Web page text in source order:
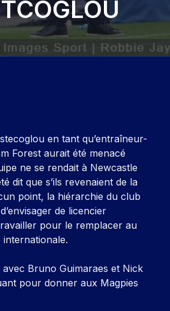
en tant qu’entraîneur-
Forest aurait été menacé
ne se rendait à Newcastle
dit que s’ils revenaient de la
point, la hiérarchie du club
de licencier
pour le remplacer au
avec Bruno Guimaraes et Nick
pour donner aux Magpies